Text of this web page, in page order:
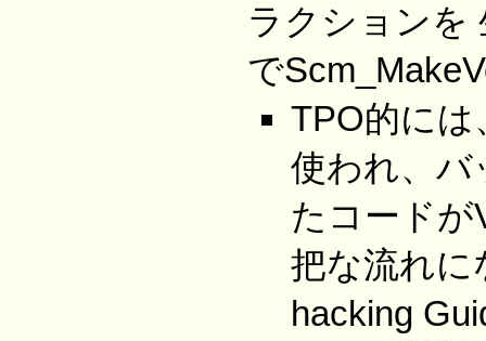
ラクションを
で
TPO的には
使われ、バ
たコードが
把な流れに
hacking